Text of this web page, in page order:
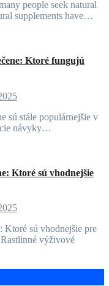
supplements have…
Ktoré fungujú
návyky…
Ktoré sú vhodnejšie
výživové